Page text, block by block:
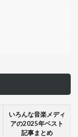
いろんな音楽メディ
アの2025年ベスト
記事まとめ